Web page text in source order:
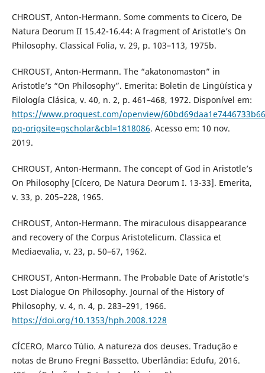
CHROUST, Anton-Hermann. Some comments to Cicero, De
Natura Deorum II 15.42-16.44: A fragment of Aristotle’s On
Philosophy. Classical Folia, v. 29, p. 103–113, 1975b.
CHROUST, Anton-Hermann. The “akatonomaston” in
Aristotle’s “On Philosophy”. Emerita: Boletin de Lingüística y
Filología Clásica, v. 40, n. 2, p. 461–468, 1972. Disponível em:
https://www.proquest.com/openview/
pq-origsite=gscholar&cbl=1818086. Acesso em: 10 nov.
2019.
CHROUST, Anton-Hermann. The concept of God in Aristotle’s
On Philosophy [Cícero, De Natura Deorum I. 13-33]. Emerita,
v. 33, p. 205–228, 1965.
CHROUST, Anton-Hermann. The miraculous disappearance
and recovery of the Corpus Aristotelicum. Classica et
Mediaevalia, v. 23, p. 50–67, 1962.
CHROUST, Anton-Hermann. The Probable Date of Aristotle’s
Lost Dialogue On Philosophy. Journal of the History of
Philosophy, v. 4, n. 4, p. 283–291, 1966.
https://doi.org/10.1353/hph.2008.1228
CÍCERO, Marco Túlio. A natureza dos deuses. Tradução e
notas de Bruno Fregni Bassetto. Uberlândia: Edufu, 2016.